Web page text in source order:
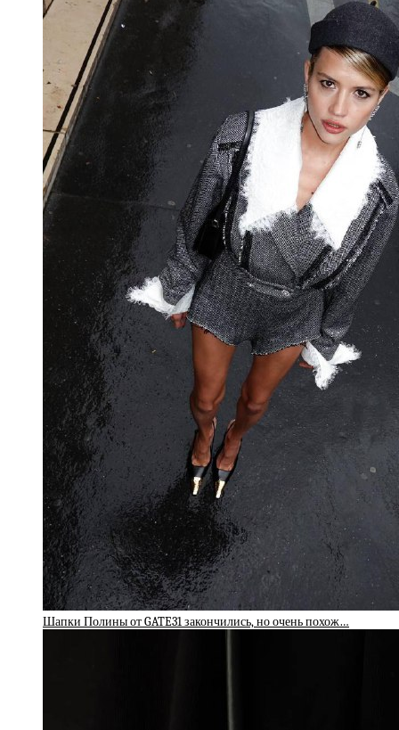
Шапки Полины от GATE31 закончились, но очень похож…